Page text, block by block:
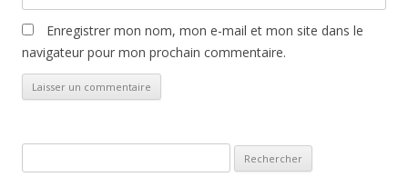
Enregistrer mon nom, mon e-mail et mon site dans le
navigateur pour mon prochain commentaire.